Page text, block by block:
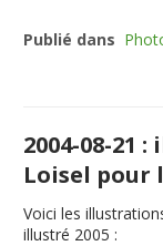
Publié dans
2004-08-21
Loisel pour
Voici les
illustré 2005 :